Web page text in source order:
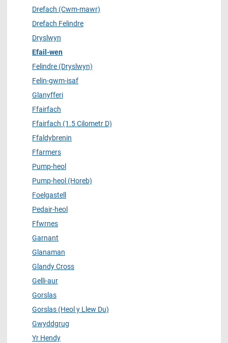
Drefach (Cwm-mawr)
Drefach Felindre
Dryslwyn
Efail-wen
Felindre (Dryslwyn)
Felin-gwm-isaf
Glanyfferi
Ffairfach
Ffairfach (1.5 Cilometr D)
Ffaldybrenin
Ffarmers
Pump-heol
Pump-heol (Horeb)
Foelgastell
Pedair-heol
Ffwrnes
Garnant
Glanaman
Glandy Cross
Gelli-aur
Gorslas
Gorslas (Heol y Llew Du)
Gwyddgrug
Yr Hendy